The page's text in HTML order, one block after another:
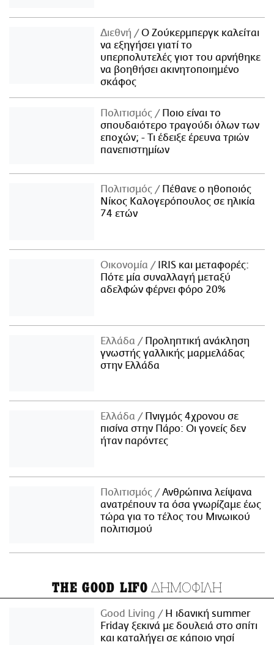
Διεθνή
Ο Ζούκερμπεργκ καλείται
να εξηγήσει γιατί το
υπερπολυτελές γιοτ του αρνήθηκε
να βοηθήσει ακινητοποιημένο
σκάφος
Πολιτισμός
Ποιο είναι το
σπουδαιότερο τραγούδι όλων των
εποχών; - Τι έδειξε έρευνα τριών
πανεπιστημίων
Πολιτισμός
Πέθανε ο ηθοποιός
Νίκος Καλογερόπουλος σε ηλικία
74 ετών
Οικονομία
IRIS και μεταφορές:
Πότε μία συναλλαγή μεταξύ
αδελφών φέρνει φόρο 20%
Ελλάδα
Προληπτική ανάκληση
γνωστής γαλλικής μαρμελάδας
στην Ελλάδα
Ελλάδα
Πνιγμός 4χρονου σε
πισίνα στην Πάρο: Οι γονείς δεν
ήταν παρόντες
Πολιτισμός
Ανθρώπινα λείψανα
ανατρέπουν τα όσα γνωρίζαμε έως
τώρα για το τέλος του Μινωικού
πολιτισμού
THE GOOD LIFO ΔΗΜΟΦΙΛΗ
Good Living
Η ιδανική summer
Friday ξεκινά με δουλειά στο σπίτι
και καταλήγει σε κάποιο νησί